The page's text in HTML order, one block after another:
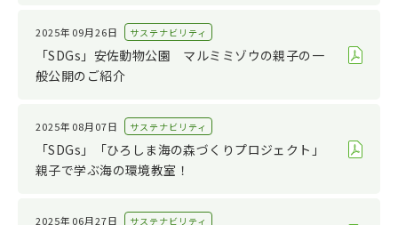
2025年09月26日 サステナビリティ
「SDGs」安佐動物公園 マルミミゾウの親子の一
般公開のご紹介
2025年08月07日 サステナビリティ
「SDGs」「ひろしま海の森づくりプロジェクト」
親子で学ぶ海の環境教室！
2025年06月27日 サステナビリティ